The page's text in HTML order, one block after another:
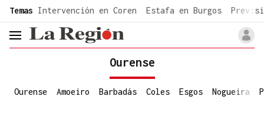
common.go-to-content
Temas Intervención en Coren Estafa en Burgos
header.menu.open
Ourense
Ourense Amoeiro Barbadás Coles Esgos Nogueira